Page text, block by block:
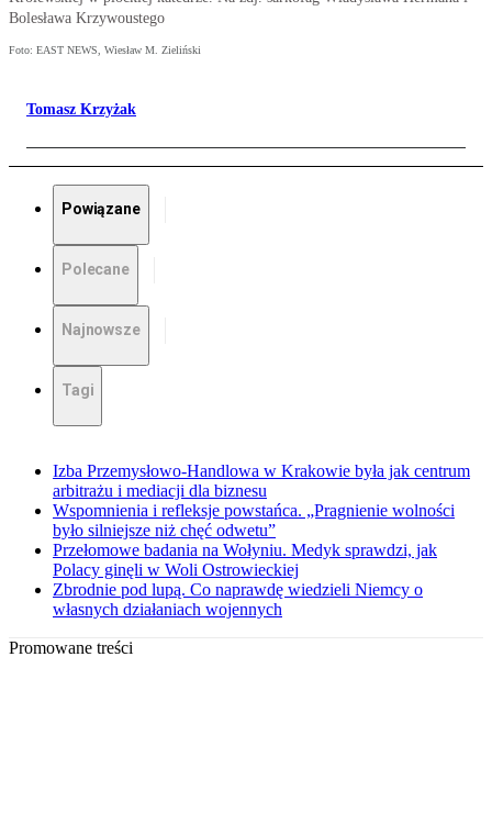
Bolesława Krzywoustego
Foto: EAST NEWS, Wiesław M. Zieliński
Tomasz Krzyżak
Powiązane
Polecane
Najnowsze
Tagi
Izba Przemysłowo-Handlowa w Krakowie była jak centrum
arbitrażu i mediacji dla biznesu
Wspomnienia i refleksje powstańca. „Pragnienie wolności
było silniejsze niż chęć odwetu”
Przełomowe badania na Wołyniu. Medyk sprawdzi, jak
Polacy ginęli w Woli Ostrowieckiej
Zbrodnie pod lupą. Co naprawdę wiedzieli Niemcy o
własnych działaniach wojennych
Promowane treści